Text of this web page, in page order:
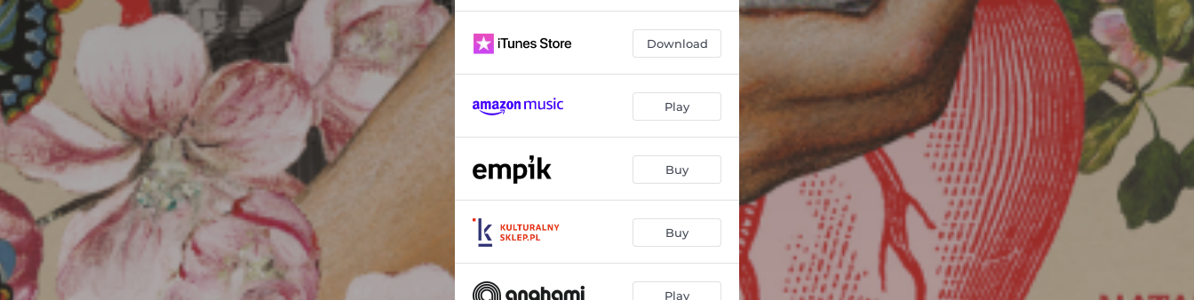
Download
Play
Buy
Buy
Play